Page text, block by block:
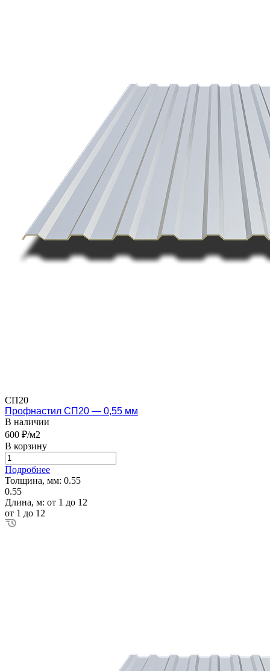
СП20
Профнастил СП20 — 0,55 мм
В наличии
600 ₽/м2
В корзину
Подробнее
Толщина, мм: 0.55
0.55
Длина, м: от 1 до 12
от 1 до 12